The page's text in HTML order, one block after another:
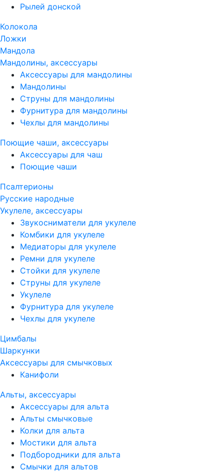
Рылей донской
Колокола
Ложки
Мандола
Мандолины, аксессуары
Аксессуары для мандолины
Мандолины
Струны для мандолины
Фурнитура для мандолины
Чехлы для мандолины
Поющие чаши, аксессуары
Аксессуары для чаш
Поющие чаши
Псалтерионы
Русские народные
Укулеле, аксессуары
Звукосниматели для укулеле
Комбики для укулеле
Медиаторы для укулеле
Ремни для укулеле
Стойки для укулеле
Струны для укулеле
Укулеле
Фурнитура для укулеле
Чехлы для укулеле
Цимбалы
Шаркунки
Аксессуары для смычковых
Канифоли
Альты, аксессуары
Аксессуары для альта
Альты смычковые
Колки для альта
Мостики для альта
Подбородники для альта
Смычки для альтов